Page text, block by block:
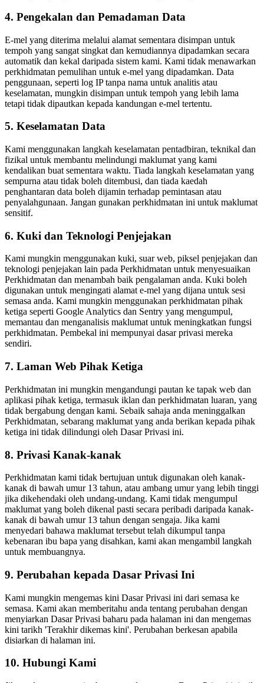
4. Pengekalan dan Pemadaman Data
E-mel yang diterima melalui alamat sementara disimpan untuk
tempoh yang sangat singkat dan kemudiannya dipadamkan secara
automatik dan kekal daripada sistem kami. Kami tidak menawarkan
perkhidmatan pemulihan untuk e-mel yang dipadamkan. Data
penggunaan, seperti log IP tanpa nama untuk analitis atau
keselamatan, mungkin disimpan untuk tempoh yang lebih lama
tetapi tidak dipautkan kepada kandungan e-mel tertentu.
5. Keselamatan Data
Kami menggunakan langkah keselamatan pentadbiran, teknikal dan
fizikal untuk membantu melindungi maklumat yang kami
kendalikan buat sementara waktu. Tiada langkah keselamatan yang
sempurna atau tidak boleh ditembusi, dan tiada kaedah
penghantaran data boleh dijamin terhadap pemintasan atau
penyalahgunaan. Jangan gunakan perkhidmatan ini untuk maklumat
sensitif.
6. Kuki dan Teknologi Penjejakan
Kami mungkin menggunakan kuki, suar web, piksel penjejakan dan
teknologi penjejakan lain pada Perkhidmatan untuk menyesuaikan
Perkhidmatan dan menambah baik pengalaman anda. Kuki boleh
digunakan untuk mengingati alamat e-mel yang dijana untuk sesi
semasa anda. Kami mungkin menggunakan perkhidmatan pihak
ketiga seperti Google Analytics dan Sentry yang mengumpul,
memantau dan menganalisis maklumat untuk meningkatkan fungsi
perkhidmatan. Pembekal ini mempunyai dasar privasi mereka
sendiri.
7. Laman Web Pihak Ketiga
Perkhidmatan ini mungkin mengandungi pautan ke tapak web dan
aplikasi pihak ketiga, termasuk iklan dan perkhidmatan luaran, yang
tidak bergabung dengan kami. Sebaik sahaja anda meninggalkan
Perkhidmatan, sebarang maklumat yang anda berikan kepada pihak
ketiga ini tidak dilindungi oleh Dasar Privasi ini.
8. Privasi Kanak-kanak
Perkhidmatan kami tidak bertujuan untuk digunakan oleh kanak-
kanak di bawah umur 13 tahun, atau ambang umur yang lebih tinggi
jika dikehendaki oleh undang-undang. Kami tidak mengumpul
maklumat yang boleh dikenal pasti secara peribadi daripada kanak-
kanak di bawah umur 13 tahun dengan sengaja. Jika kami
menyedari bahawa maklumat tersebut telah dikumpul tanpa
kebenaran ibu bapa yang disahkan, kami akan mengambil langkah
untuk membuangnya.
9. Perubahan kepada Dasar Privasi Ini
Kami mungkin mengemas kini Dasar Privasi ini dari semasa ke
semasa. Kami akan memberitahu anda tentang perubahan dengan
menyiarkan Dasar Privasi baharu pada halaman ini dan mengemas
kini tarikh 'Terakhir dikemas kini'. Perubahan berkesan apabila
disiarkan di halaman ini.
10. Hubungi Kami